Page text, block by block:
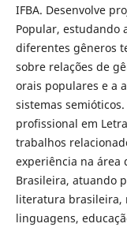
IFBA. Desenvolve
Popular, estudando
diferentes gêneros
sobre relações de
orais populares e a
sistemas
profissional em
trabalhos
experiência na área
Brasileira, atuando
literatura brasileira,
linguagens,